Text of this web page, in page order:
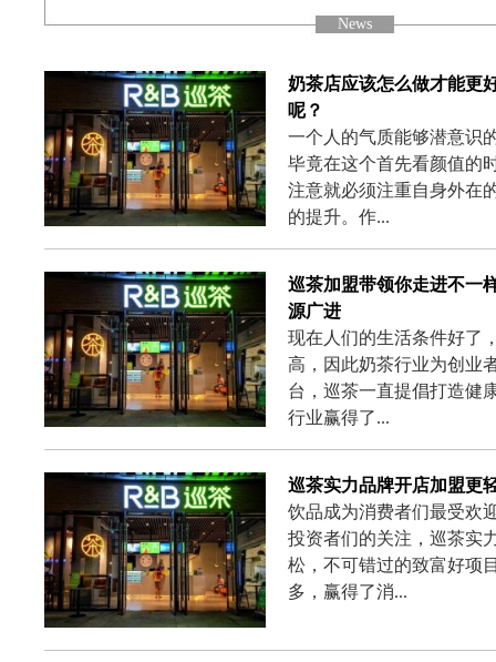
News
奶茶店应该怎么做才能更
呢？
一个人的气质能够潜意识
毕竟在这个首先看颜值的
注意就必须注重自身外在
的提升。作...
巡茶加盟带领你走进不一
源广进
现在人们的生活条件好了
高，因此奶茶行业为创业
台，巡茶一直提倡打造健
行业赢得了...
巡茶实力品牌开店加盟更
饮品成为消费者们最受欢
投资者们的关注，巡茶实
松，不可错过的致富好项
多，赢得了消...